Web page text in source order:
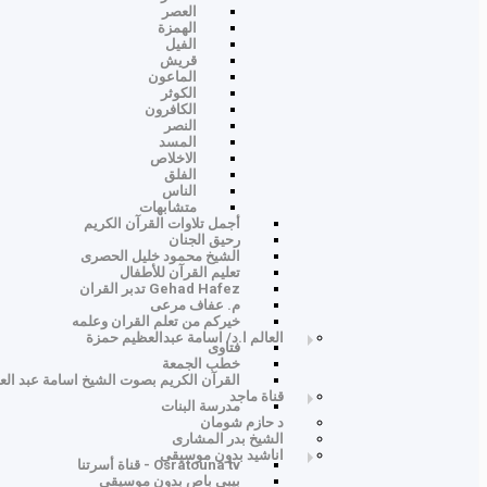
العصر
الهمزة
الفيل
قريش
الماعون
الكوثر
الكافرون
النصر
المسد
الاخلاص
الفلق
الناس
متشابهات
أجمل تلاوات القرآن الكريم
رحيق الجنان
الشيخ محمود خليل الحصرى
تعليم القرآن للأطفال
Gehad Hafez تدبر القران
م. عفاف مرعى
خيركم من تعلم القران وعلمه
العالم ا.د/ اسامة عبدالعظيم حمزة
فتاوى
خطب الجمعة
القرآن الكريم بصوت الشيخ اسامة عبد
قناة ماجد
مدرسة البنات
د حازم شومان
الشيخ بدر المشارى
اناشيد بدون موسيقى
Osratouna tv - قناة أسرتنا
بيبى باص بدون موسيقي